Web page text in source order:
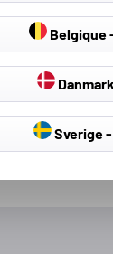
Belgique
Sverige